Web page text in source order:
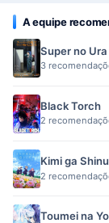
A equipe
Super no
3
Black Torch
2
Kimi ga
2
Toumei na